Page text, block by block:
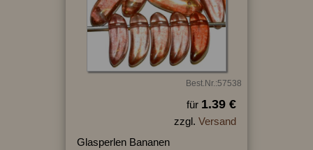
Best.Nr.:57538
für 1.39 €
zzgl. Versand
Glasperlen Bananen